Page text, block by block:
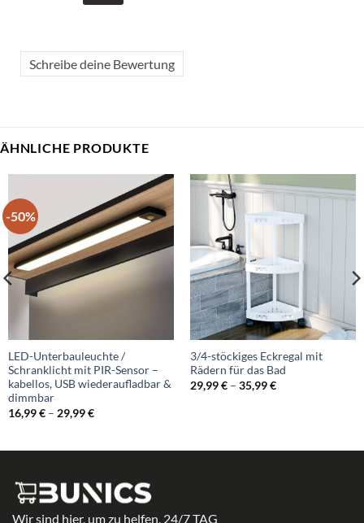
Schreibe deine Bewertung
ÄHNLICHE PRODUKTE
-50%
LED-Unterbauleuchte /
Schranklicht mit PIR-Sensor –
kabellos, USB wiederaufladbar &
dimmbar
16,99€ – 29,99€Preisspanne:
3/4-stöckiges Eckregal mit
Rädern für das Bad
29,99€ – 35,99€Preisspanne:
Wir sind hier, um zu helfen, 24/7 TAG